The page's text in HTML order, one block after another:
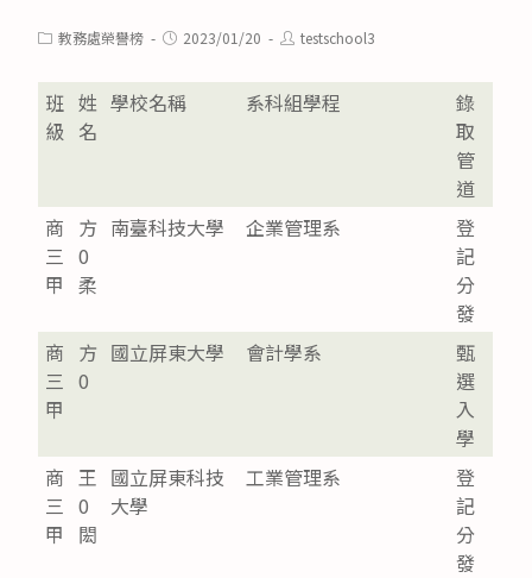
Post教務處榮譽榜
Post2023/01/20
Posttestschool3
班
級
姓
名
學校名稱 系科組學程
錄
取
管
道
商
三
甲
方
0
柔
南臺科技大學 企業管理系
登
記
分
發
商
三
甲
方
0
國立屏東大學 會計學系
甄
選
入
學
商
三
甲
王
0
閎
國立屏東科技
大學
工業管理系
登
記
分
發